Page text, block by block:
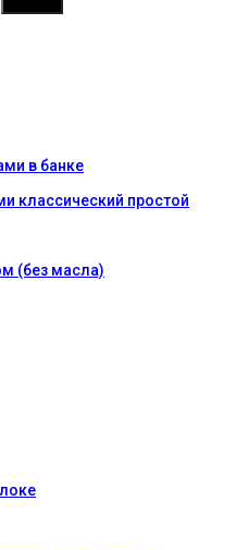
в банке
классический простой
(без масла)